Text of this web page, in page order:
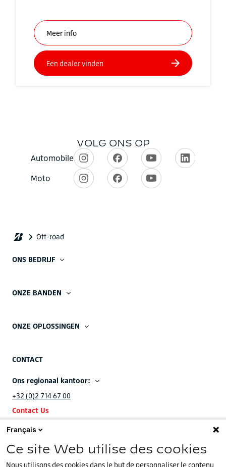
ONS BEDRIJF
ONZE BANDEN
ONZE OPLOSSINGEN
CONTACT
Ons regionaal kantoor:
+32 (0)2 714 67 00
Contact Us
Ons EMEA hoofdkantoor:
+32 (0)2.714.67.00
Français
Ce site Web utilise des cookies
Nous utilisons des cookies dans le but de personnaliser le contenu